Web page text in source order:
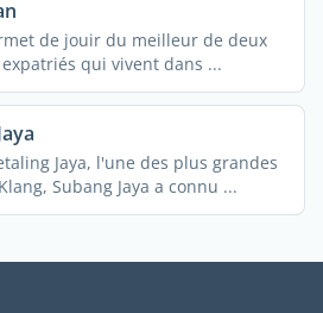
de jouir du meilleur de deux
qui vivent dans ...
Jaya, l'une des plus grandes
Subang Jaya a connu ...